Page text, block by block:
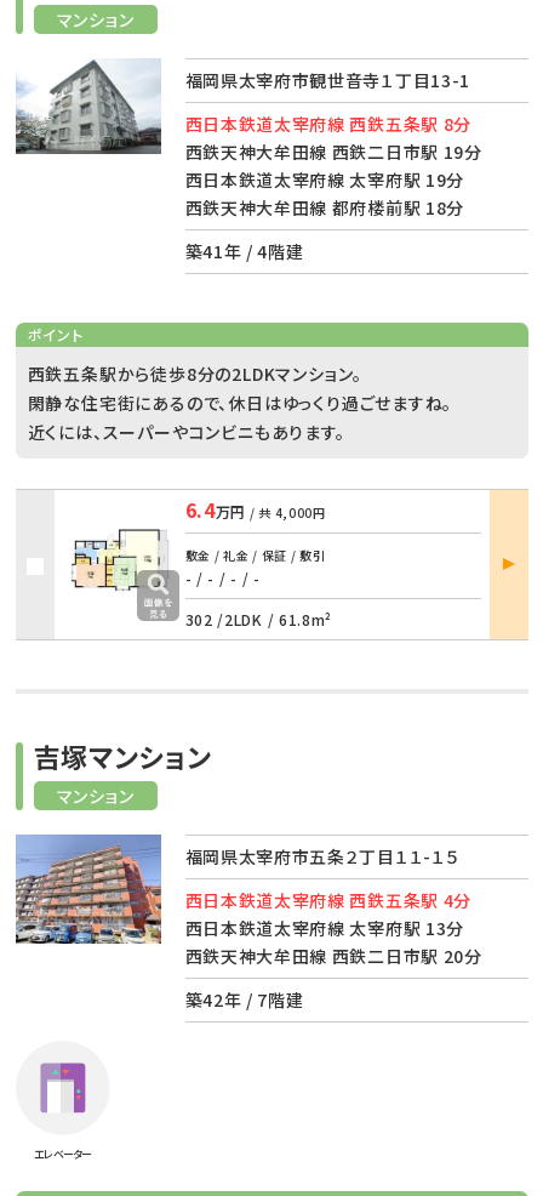
マンション
福岡県太宰府市観世音寺１丁目13-1
西日本鉄道太宰府線 西鉄五条駅 8分
西鉄天神大牟田線 西鉄二日市駅 19分
西日本鉄道太宰府線 太宰府駅 19分
西鉄天神大牟田線 都府楼前駅 18分
築41年 / 4階建
ポイント
西鉄五条駅から徒歩8分の2LDKマンション。
閑静な住宅街にあるので、休日はゆっくり過ごせますね。
近くには、スーパーやコンビニもあります。
6.4万円 / 共 4,000円
敷金 / 礼金 / 保証 / 敷引
- / - / - / -
302 /2LDK / 61.8m²
部屋
詳細
マンション
吉塚マンション
福岡県太宰府市五条２丁目１１-１５
西日本鉄道太宰府線 西鉄五条駅 4分
西日本鉄道太宰府線 太宰府駅 13分
西鉄天神大牟田線 西鉄二日市駅 20分
築42年 / 7階建
エレベーター